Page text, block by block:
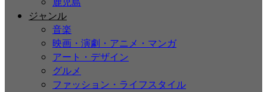
ジャンル
音楽
映画・演劇・アニメ・マンガ
アート・デザイン
グルメ
ファッション・ライフスタイル